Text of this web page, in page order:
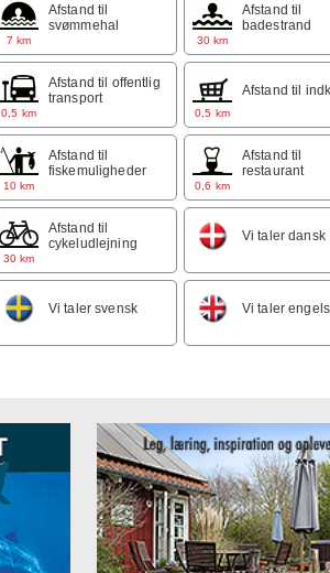
7 km
Afstand til
svømmehal
30 km
Afstand til
badestrand
0,5 km
Afstand til offentlig
transport
0,5 km
Afstand til
10 km
Afstand til
fiskemuligheder
0,6 km
Afstand til
restaurant
30 km
Afstand til
cykeludlejning
Vi taler dansk
Vi taler svensk Vi taler